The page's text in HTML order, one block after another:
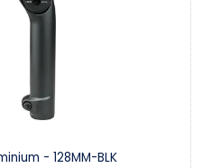
- 128MM-BLK